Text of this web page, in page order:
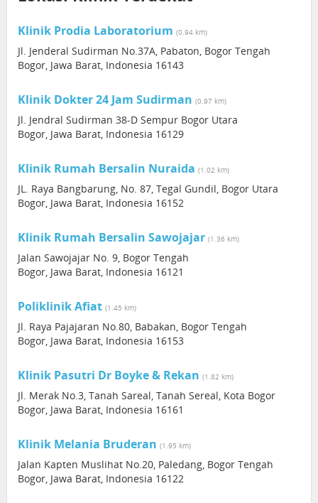
Klinik Prodia Laboratorium (0.94 km)
Jl. Jenderal Sudirman No.37A, Pabaton, Bogor Tengah
Bogor, Jawa Barat, Indonesia 16143
Klinik Dokter 24 Jam Sudirman (0.97 km)
Jl. Jendral Sudirman 38-D Sempur Bogor Utara
Bogor, Jawa Barat, Indonesia 16129
Klinik Rumah Bersalin Nuraida (1.02 km)
JL. Raya Bangbarung, No. 87, Tegal Gundil, Bogor Utara
Bogor, Jawa Barat, Indonesia 16152
Klinik Rumah Bersalin Sawojajar (1.36 km)
Jalan Sawojajar No. 9, Bogor Tengah
Bogor, Jawa Barat, Indonesia 16121
Poliklinik Afiat (1.45 km)
Jl. Raya Pajajaran No.80, Babakan, Bogor Tengah
Bogor, Jawa Barat, Indonesia 16153
Klinik Pasutri Dr Boyke & Rekan (1.82 km)
Jl. Merak No.3, Tanah Sareal, Tanah Sereal, Kota Bogor
Bogor, Jawa Barat, Indonesia 16161
Klinik Melania Bruderan (1.95 km)
Jalan Kapten Muslihat No.20, Paledang, Bogor Tengah
Bogor, Jawa Barat, Indonesia 16122